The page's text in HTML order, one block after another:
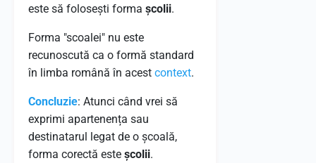
este să folosești forma școlii.
Forma "scoalei" nu este
recunoscută ca o formă standard
în limba română în acest context.
Concluzie: Atunci când vrei să
exprimi apartenența sau
destinatarul legat de o școală,
forma corectă este școlii.